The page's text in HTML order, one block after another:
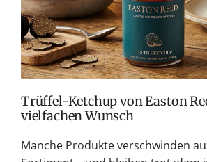
Trüffel-Ketchup von Easton
vielfachen Wunsch
Manche Produkte verschwinden